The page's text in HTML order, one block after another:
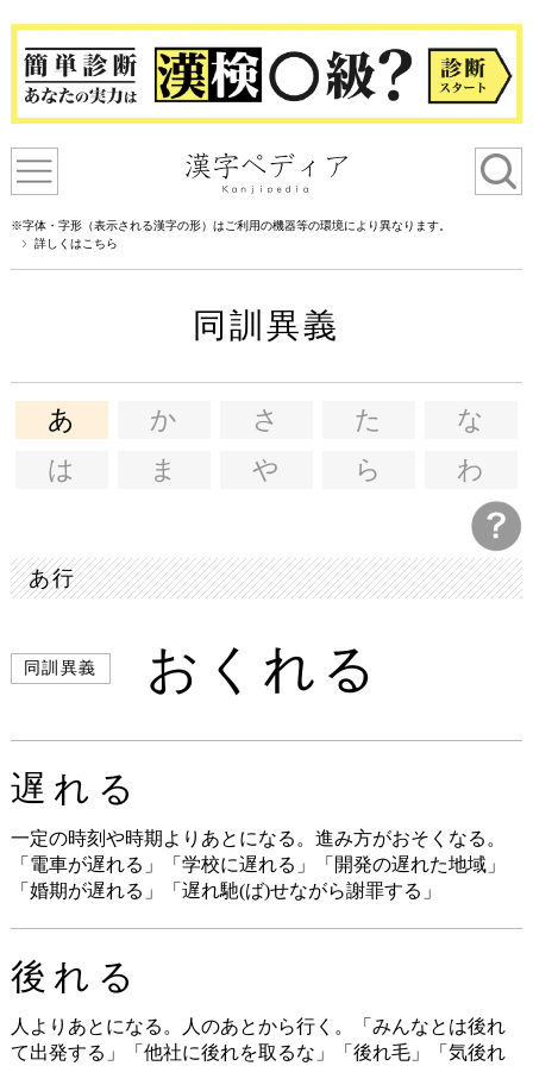
※字体・字形（表示される漢字の形）はご利用の機器等の環境により異なります。
詳しくはこちら
同訓異義
あ か さ た
な
は
ま や ら わ
あ行
同訓異義 おくれる
遅れる
一定の時刻や時期よりあとになる。進み方がおそくなる。
「電車が遅れる」「学校に遅れる」「開発の遅れた地域」
「婚期が遅れる」「遅れ馳(ば)せながら謝罪する」
後れる
人よりあとになる。人のあとから行く。「みんなとは後れ
て出発する」「他社に後れを取るな」「後れ毛」「気後れ